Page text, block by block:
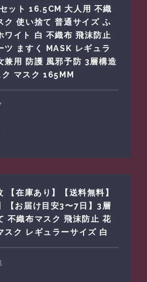
ット 16.5CM 大人用 不織
ク 使い捨て 普通サイズ ふ
ワイト 白 不織布 飛沫防止
ツ ますく MASK レギュラ
兼用 防護 風邪予防 3層構造
マスク 165MM
【在庫あり】【送料無料】
【お届け目安3〜7日】3層
不織布マスク 飛沫防止 花
スク レギュラーサイズ 白